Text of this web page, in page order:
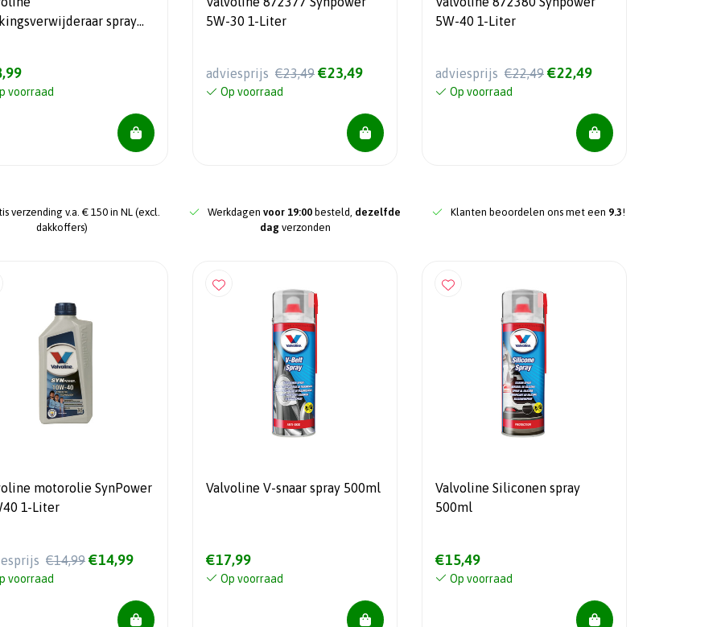
spray
voorraad
5W-30 1-Liter
adviesprijs €23,49 €23,49
Op voorraad
5W-40 1-Liter
adviesprijs €22,49 €22,49
Op voorraad
verzending v.a. € 150 in NL (excl.
dakkoffers)
Werkdagen voor 19:00 besteld, dezelfde
dag verzonden
Klanten beoordelen ons met een 9.3!
motorolie SynPower
1-Liter
€14,99 €14,99
voorraad
Valvoline V-snaar spray 500ml
€17,99
Op voorraad
Valvoline Siliconen spray
500ml
€15,49
Op voorraad